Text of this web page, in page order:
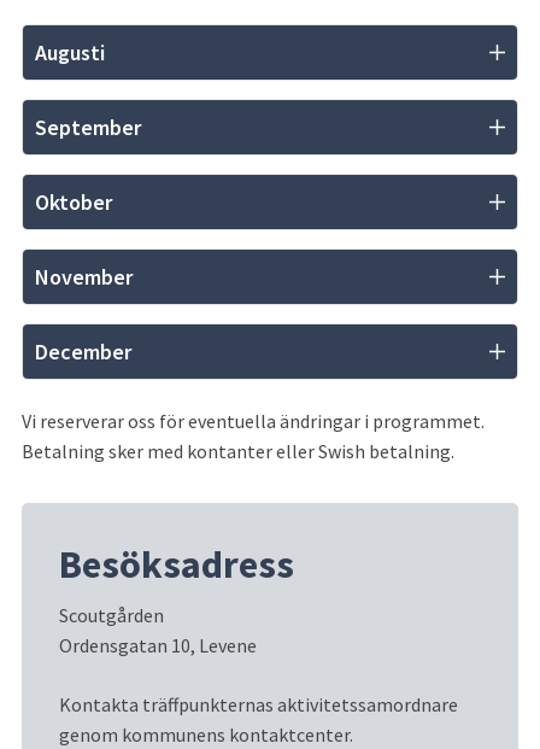
Augusti
September
Oktober
November
December
Vi reserverar oss för eventuella ändringar i programmet.
Betalning sker med kontanter eller Swish betalning.
Besöksadress
Scoutgården
Ordensgatan 10, Levene
Kontakta träffpunkternas aktivitetssamordnare
genom kommunens kontaktcenter.